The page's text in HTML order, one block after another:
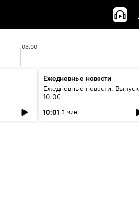
03:00
Ежедневные новости
Ежедневные новости. Выпуск
10:00
10:01 3 мин